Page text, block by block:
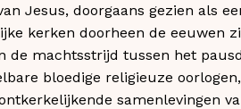
Jesus, doorgaans gezien als
kerken doorheen de eeuwen
de machtsstrijd tussen het
bloedige religieuze
samenlevingen